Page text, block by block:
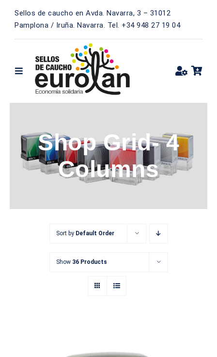
contenido
Sellos de caucho en Avda. Navarra, 3 – 31012
Pamplona / Iruña. Navarra. Tel. +34 948 27 19 04
Toggle
Navigation
OVALADO
RECTANGULAR
FECHADORES
Shop Grid- 4
Columns
Sort by Default Order
Show 36 Products